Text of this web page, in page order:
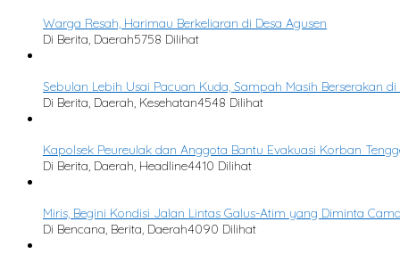
Warga Resah, Harimau Berkeliaran di Desa Agusen
Di Berita, Daerah5758 Dilihat
Sebulan Lebih Usai Pacuan Kuda, Sampah Masih Berserakan
Di Berita, Daerah, Kesehatan4548 Dilihat
Kapolsek Peureulak dan Anggota Bantu Evakuasi Korban
Di Berita, Daerah, Headline4410 Dilihat
Miris, Begini Kondisi Jalan Lintas Galus-Atim yang Diminta
Di Bencana, Berita, Daerah4090 Dilihat